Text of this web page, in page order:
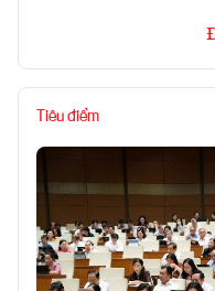
Tiêu điểm